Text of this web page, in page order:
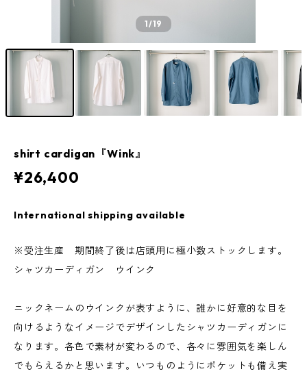
1/19
shirt cardigan『Wink』
¥26,400
International shipping available
※受注生産 期間終了後は店頭用に極小数ストックします。
シャツカーディガン ウインク
ニックネームのウインクが表すように、誰かに好意的な目を
向けるようなイメージでデザインしたシャツカーディガンに
なります。各色で素材が変わるので、各々に雰囲気を楽しん
でもらえるかと思います。いつものようにポケットも備え実